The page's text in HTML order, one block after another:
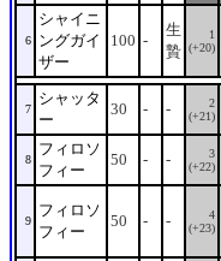
6
シャイニ
ングガイ
ザー
100 -
生
贄
1
(+20)
7
シャッタ
ー
30 - -
2
(+21)
8
フィロソ
フィー
50 - -
3
(+22)
9
フィロソ
フィー
50 - -
4
(+23)